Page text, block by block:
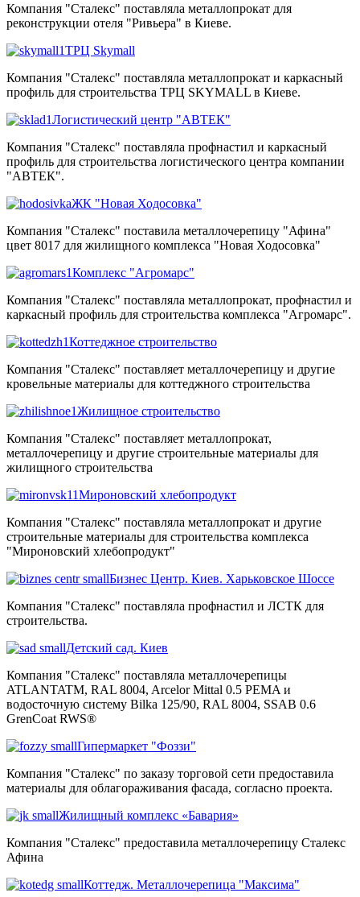
Компания "Сталекс" поставляла металлопрокат для
реконструкции отеля "Ривьера" в Киеве.
ТРЦ Skymall
Компания "Сталекс" поставляла металлопрокат и каркасный
профиль для строительства ТРЦ SKYMALL в Киеве.
Логистический центр "АВТЕК"
Компания "Сталекс" поставляла профнастил и каркасный
профиль для строительства логистического центра компании
"АВТЕК".
ЖК "Новая Ходосовка"
Компания "Сталекс" поставила металлочерепицу "Афина"
цвет 8017 для жилищного комплекса "Новая Ходосовка"
Комплекс "Агромарс"
Компания "Сталекс" поставляла металлопрокат, профнастил и
каркасный профиль для строительства комплекса "Агромарс".
Коттеджное строительство
Компания "Сталекс" поставляет металлочерепицу и другие
кровельные материалы для коттеджного строительства
Жилищное строительство
Компания "Сталекс" поставляет металлопрокат,
металлочерепицу и другие строительные материалы для
жилищного строительства
Мироновский хлебопродукт
Компания "Сталекс" поставляла металлопрокат и другие
строительные материалы для строительства комплекса
"Мироновский хлебопродукт"
Бизнес Центр. Киев. Харьковское Шоссе
Компания "Сталекс" поставляла профнастил и ЛСТК для
строительства.
Детский сад. Киев
Компания "Сталекс" поставляла металлочерепицы
ATLANTATM, RAL 8004, Arcelor Mittal 0.5 PEMA и
водосточную систему Bilka 125/90, RAL 8004, SSAB 0.6
GrenCoat RWS®
Гипермаркет "Фоззи"
Компания "Сталекс" по заказу торговой сети предоставила
материалы для облагораживания фасада, согласно проекта.
Жилищный комплекс «Бавария»
Компания "Сталекс" предоставила металлочерепицу Сталекс
Афина
Коттедж. Металлочерепица "Максима"